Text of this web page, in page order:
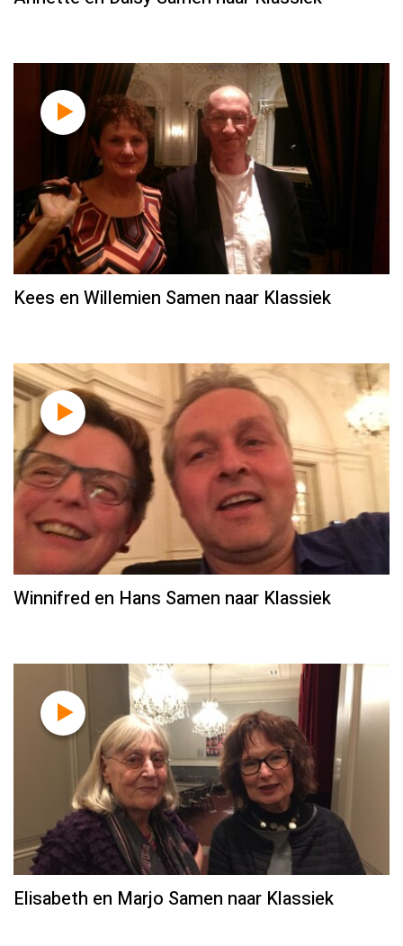
Kees en Willemien Samen naar Klassiek
Winnifred en Hans Samen naar Klassiek
Elisabeth en Marjo Samen naar Klassiek